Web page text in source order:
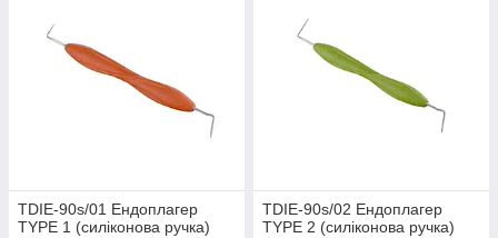
TDIE-90s/01 Ендоплагер
TYPE 1 (силіконова ручка)
TDIE-90s/02 Ендоплагер
TYPE 2 (силіконова ручка)